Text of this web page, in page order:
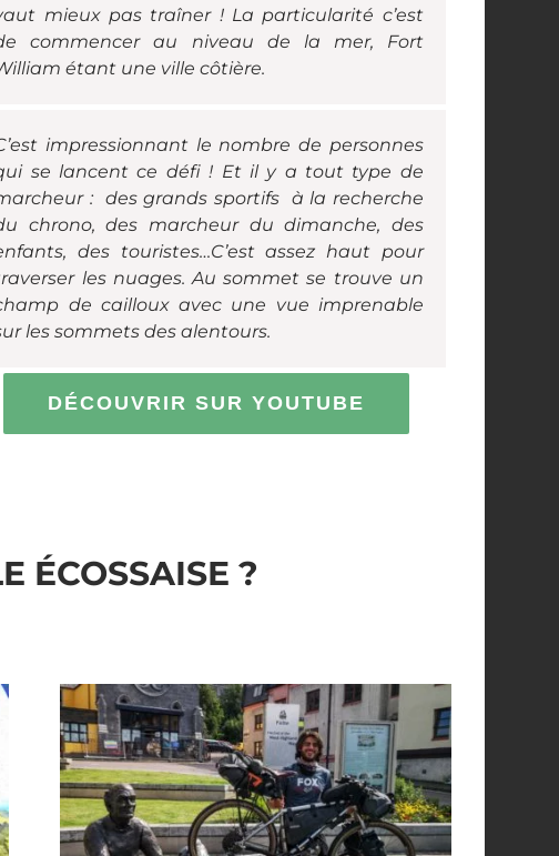
mieux pas traîner ! La particularité c’est
commencer au niveau de la mer, Fort
étant une ville côtière.
impressionnant le nombre de personnes
se lancent ce défi ! Et il y a tout type de
: des grands sportifs à la recherche
chrono, des marcheur du dimanche, des
des touristes…C’est assez haut pour
les nuages. Au sommet se trouve un
de cailloux avec une vue imprenable
les sommets des alentours.
DÉCOUVRIR SUR YOUTUBE
ÉCOSSAISE ?